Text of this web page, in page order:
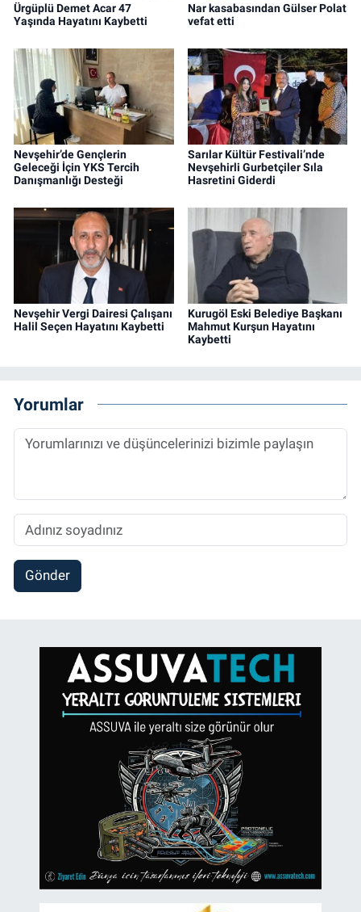
Ürgüplü Demet Acar 47
Yaşında Hayatını Kaybetti
Nar kasabasından Gülser Polat
vefat etti
Nevşehir’de Gençlerin
Geleceği İçin YKS Tercih
Danışmanlığı Desteği
Sarılar Kültür Festivali’nde
Nevşehirli Gurbetçiler Sıla
Hasretini Giderdi
Nevşehir Vergi Dairesi Çalışanı
Halil Seçen Hayatını Kaybetti
Kurugöl Eski Belediye Başkanı
Mahmut Kurşun Hayatını
Kaybetti
Yorumlar
Gönder